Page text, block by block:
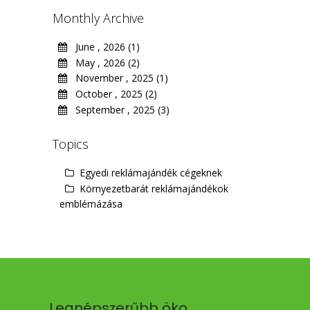
Monthly Archive
June , 2026 (1)
May , 2026 (2)
November , 2025 (1)
October , 2025 (2)
September , 2025 (3)
Topics
Egyedi reklámajándék cégeknek
Környezetbarát reklámajándékok
emblémázása